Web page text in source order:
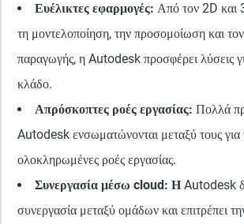
Ευέλικτες εφαρμογές: Από τον 2D και
τη μοντελοποίηση, την προσομοίωση και
παραγωγής, η Autodesk προσφέρει λύσεις
κλάδο.
Απρόσκοπτες ροές εργασίας: Πολλά
Autodesk ενσωματώνονται μεταξύ τους για
ολοκληρωμένες ροές εργασίας.
Συνεργασία μέσω cloud: Η Autodesk
συνεργασία μεταξύ ομάδων και επιτρέπει